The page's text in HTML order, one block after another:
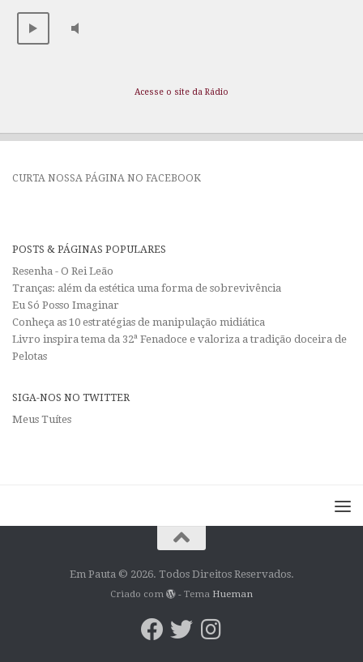
Acesse o site da Rádio
CURTA NOSSA PÁGINA NO FACEBOOK
POSTS & PÁGINAS POPULARES
Resenha - O Rei Leão
Tranças: além da estética uma forma de sobrevivência
Eu Só Posso Imaginar
Conheça as 10 estratégias de manipulação midiática
Livro inspira tema da 32ª Fenadoce e valoriza a tradição doceira de
Pelotas
SIGA-NOS NO TWITTER
Meus Tuítes
Em Pauta © 2026. Todos Direitos Reservados.
Criado com - Tema Hueman